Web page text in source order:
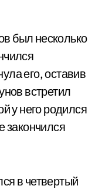
был несколько
его, оставив
встретил
у него родился
закончился
в четвертый